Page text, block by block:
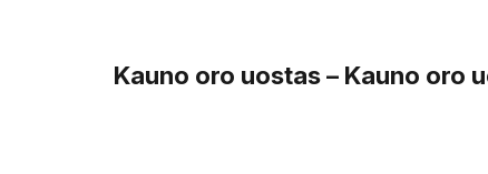
Kauno oro uostas – Kauno oro